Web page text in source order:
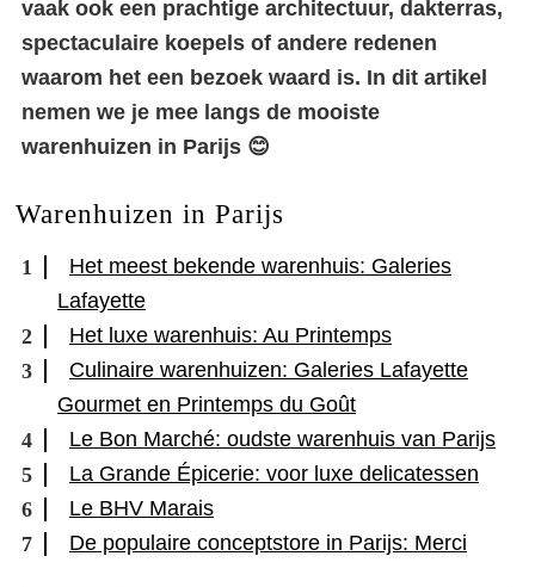
vaak ook een prachtige architectuur, dakterras,
spectaculaire koepels of andere redenen
waarom het een bezoek waard is. In dit artikel
nemen we je mee langs de mooiste
warenhuizen in Parijs 😊
Warenhuizen in Parijs
Het meest bekende warenhuis: Galeries
Lafayette
Het luxe warenhuis: Au Printemps
Culinaire warenhuizen: Galeries Lafayette
Gourmet en Printemps du Goût
Le Bon Marché: oudste warenhuis van Parijs
La Grande Épicerie: voor luxe delicatessen
Le BHV Marais
De populaire conceptstore in Parijs: Merci